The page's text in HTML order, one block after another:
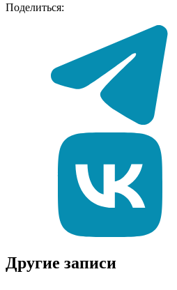
Поделиться:
Другие записи